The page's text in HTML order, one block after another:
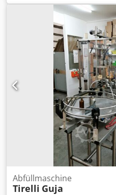
Abfüllmaschine
Tirelli Guja